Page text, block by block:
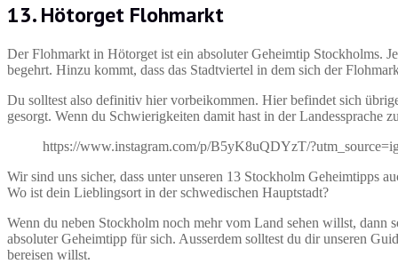
13. Hötorget Flohmarkt
Der Flohmarkt in Hötorget ist ein absoluter Geheimtip Stockholms.
begehrt. Hinzu kommt, dass das Stadtviertel in dem sich der
Du solltest also definitiv hier vorbeikommen. Hier befindet sich
gesorgt. Wenn du Schwierigkeiten damit hast in der Landessprache
https://www.instagram.com/p/B5yK8uQDYzT/
Wir sind uns sicher, dass unter unseren 13 Stockholm Geheimtipps
Wo ist dein Lieblingsort in der schwedischen Hauptstadt?
Wenn du neben Stockholm noch mehr vom Land sehen willst, dann
absoluter Geheimtipp für sich. Ausserdem solltest du dir unseren
bereisen willst.